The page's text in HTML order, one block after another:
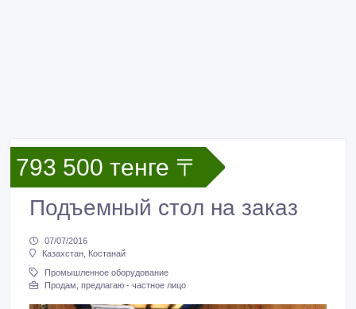
793 500 тенге 〒
Подъемный стол на заказ
07/07/2016
Казахстан, Костанай
Промышленное оборудование
Продам, предлагаю - частное лицо